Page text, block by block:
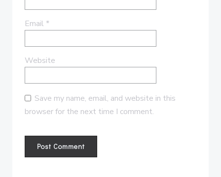
Email *
Website
Save my name, email, and website in this
browser for the next time I comment.